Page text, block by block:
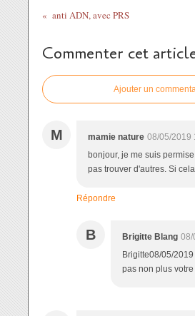
anti ADN, avec PRS
Commenter cet
Ajouter un
M mamie nature 08/05/2019
bonjour, je me suis
pas trouver d'autres. Si
Répondre
B Brigitte Blang 08/
Brigitte08/05/
pas non plus